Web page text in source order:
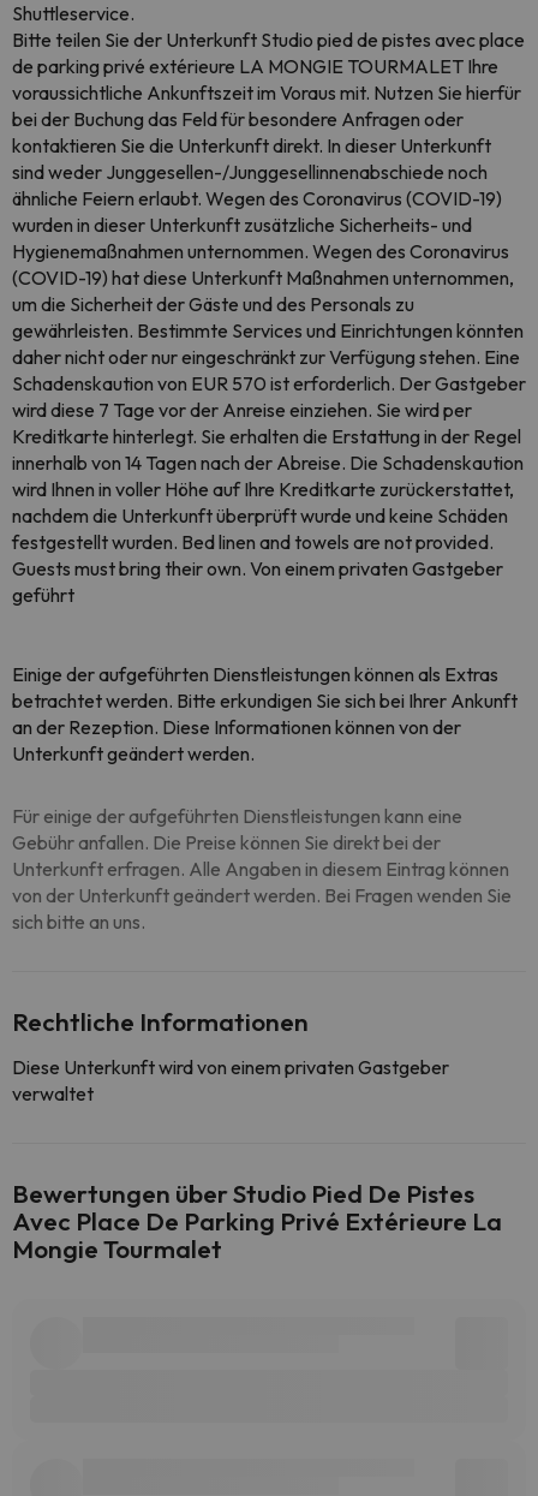
Shuttleservice.
Bitte teilen Sie der Unterkunft Studio pied de pistes avec place
de parking privé extérieure LA MONGIE TOURMALET Ihre
voraussichtliche Ankunftszeit im Voraus mit. Nutzen Sie hierfür
bei der Buchung das Feld für besondere Anfragen oder
kontaktieren Sie die Unterkunft direkt. In dieser Unterkunft
sind weder Junggesellen-/Junggesellinnenabschiede noch
ähnliche Feiern erlaubt. Wegen des Coronavirus (COVID-19)
wurden in dieser Unterkunft zusätzliche Sicherheits- und
Hygienemaßnahmen unternommen. Wegen des Coronavirus
(COVID-19) hat diese Unterkunft Maßnahmen unternommen,
um die Sicherheit der Gäste und des Personals zu
gewährleisten. Bestimmte Services und Einrichtungen könnten
daher nicht oder nur eingeschränkt zur Verfügung stehen. Eine
Schadenskaution von EUR 570 ist erforderlich. Der Gastgeber
wird diese 7 Tage vor der Anreise einziehen. Sie wird per
Kreditkarte hinterlegt. Sie erhalten die Erstattung in der Regel
innerhalb von 14 Tagen nach der Abreise. Die Schadenskaution
wird Ihnen in voller Höhe auf Ihre Kreditkarte zurückerstattet,
nachdem die Unterkunft überprüft wurde und keine Schäden
festgestellt wurden. Bed linen and towels are not provided.
Guests must bring their own. Von einem privaten Gastgeber
geführt
Einige der aufgeführten Dienstleistungen können als Extras
betrachtet werden. Bitte erkundigen Sie sich bei Ihrer Ankunft
an der Rezeption. Diese Informationen können von der
Unterkunft geändert werden.
Für einige der aufgeführten Dienstleistungen kann eine
Gebühr anfallen. Die Preise können Sie direkt bei der
Unterkunft erfragen. Alle Angaben in diesem Eintrag können
von der Unterkunft geändert werden. Bei Fragen wenden Sie
sich bitte an uns.
Rechtliche Informationen
Diese Unterkunft wird von einem privaten Gastgeber
verwaltet
Bewertungen über Studio Pied De Pistes
Avec Place De Parking Privé Extérieure La
Mongie Tourmalet